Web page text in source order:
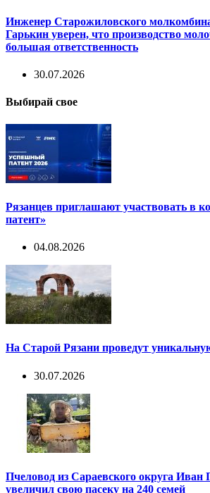
Инженер Старожиловского
Гарькин уверен, что производство
большая ответственность
30.07.2026
Выбирай свое
Рязанцев приглашают участвовать в
патент»
04.08.2026
На Старой Рязани проведут
30.07.2026
Пчеловод из Сараевского округа Иван
увеличил свою пасеку на 240 семей